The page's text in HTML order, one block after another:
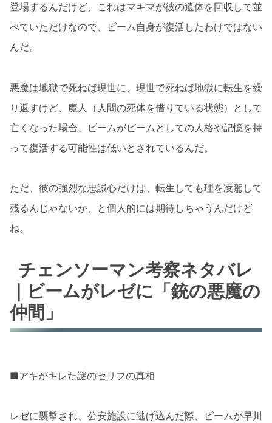
登場するんだけど、これはマキマが彼の遺体を回収して並
べていただけなので、ビーム自身が復活したわけではない
んだ。
悪魔は地獄で死ねば現世に、現世で死ねば地獄に転生を繰
り返すけど、魔人（人間の死体を借りている状態）として
亡くなった場合、ビームがビームとしての人格や記憶を持
って復活する可能性は低いとされているんだ。
ただ、彼の強烈な忠誠心だけは、転生しても理を凌駕して
残るんじゃないか、と個人的には期待しちゃうんだけど
ね。
チェンソーマン考察ネタバレ
｜ビームがレゼに「銃の悪魔の
仲間」
■アキがキレた謎のセリフの真相
レゼに襲撃され、公安施設に逃げ込んだ際、ビームが早川